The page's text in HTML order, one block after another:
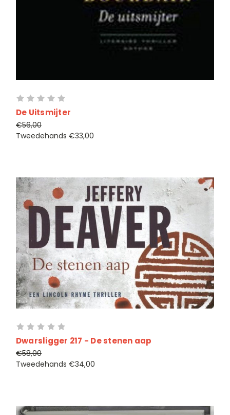
De Uitsmijter
€56,00
Tweedehands €33,00
Dwarsligger 217 - De stenen aap
€58,00
Tweedehands €34,00